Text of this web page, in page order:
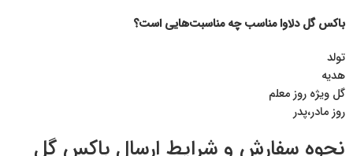
باکس گل دلاوا مناسب چه مناسبت‌هایی است؟
تولد
هدیه
گل ویژه روز معلم
روز مادر،پدر
نحوه سفارش و شرایط ارسال باکس گل